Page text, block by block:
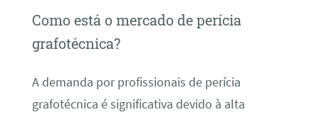
Como está o mercado de perícia
grafotécnica?
A demanda por profissionais de perícia
grafotécnica é significativa devido à alta